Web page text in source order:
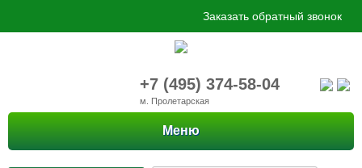
Заказать обратный звонок
+7 (495) 374-58-04
м. Пролетарская
Меню